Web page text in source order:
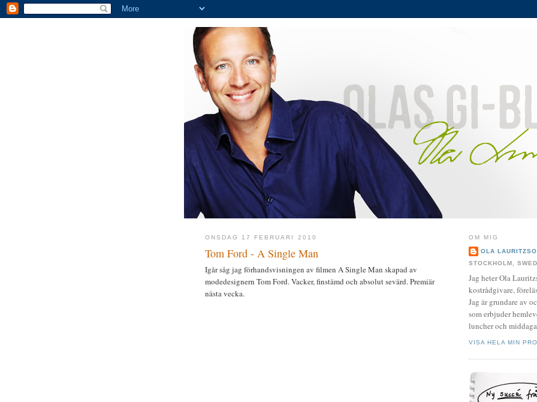
ONSDAG 17 FEBRUARI 2010
Tom Ford - A Single Man
Igår såg jag förhandsvisningen av filmen A Single Man skapad av
modedesignern Tom Ford. Vacker, finstämd och absolut sevärd. Premiär
nästa vecka.
OM MIG
OLA
STOCKHOLM,
Jag heter Ola
kostrådgivare,
Jag är grundare av
som erbjuder
luncher och
VISA HELA MIN